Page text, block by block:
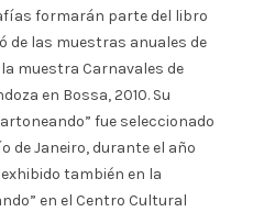
formarán parte del libro
de las muestras anuales de
muestra Carnavales de
en Bossa, 2010. Su
fue seleccionado
de Janeiro, durante el año
también en la
en el Centro Cultural